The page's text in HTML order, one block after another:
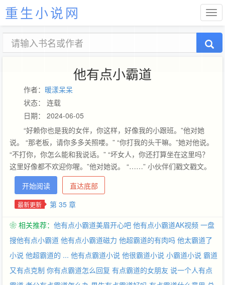
重生小说网
他有点小霸道
作者： 暖漾呆呆
状态： 连载
日期： 2024-06-05
“好赖你也是我的女伴，你这样，好像我的小跟班。”他对她
说。 “那老板，请你多多关照喽。” “你打我的头干嘛。”她对他说。
“不打你，你怎么能和我说话。” “坏女人，你还打算坐在这里吗？
这里好像都不欢迎你喔。”他对她说。 “……” 小伙伴们戳文戳文。
前面轻松愉悦，后面小虐。 自娱自乐的文文，多多支持。
开始阅读 直达底部
最新更新 第 35 章
❀ 相关推荐： 他有点小霸道美眉开心吧 他有点小霸道AK视频 一盘
搜他有点小霸道 他有点小霸道磁力 他超霸道的有肉吗 他太霸道了
小说 他超霸道的 ... 他有点霸道小说 他很霸道小说 小霸道小说 霸道
又有点克制 你有点霸道怎么回复 有点霸道的女朋友 说一个人有点